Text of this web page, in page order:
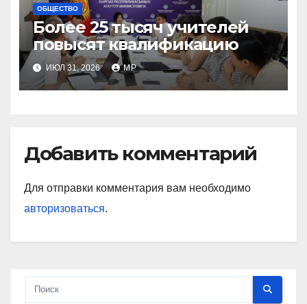
ОБЩЕСТВО
Более 25 тысяч учителей
повысят квалификацию
ИЮЛ 31, 2026 MP
Добавить комментарий
Для отправки комментария вам необходимо
авторизоваться.